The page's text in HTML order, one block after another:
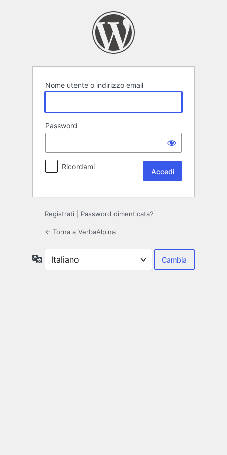
Nome utente o indirizzo email
Password
Ricordami
Registrati Password dimenticata?
← Torna a VerbaAlpina
Lingua